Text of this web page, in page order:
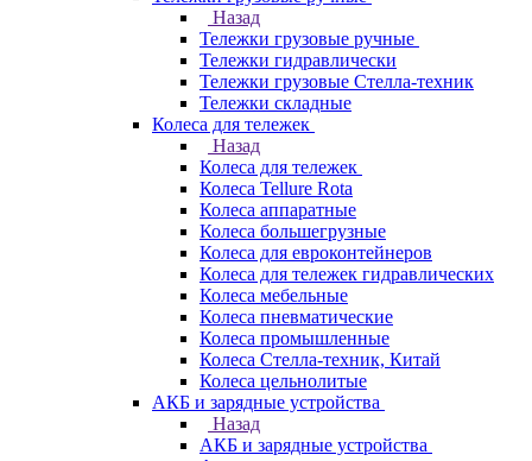
Назад
Тележки грузовые ручные
Тележки гидравлически
Тележки грузовые Стелла-техник
Тележки складные
Колеса для тележек
Назад
Колеса для тележек
Колеса Tellure Rota
Колеса аппаратные
Колеса большегрузные
Колеса для евроконтейнеров
Колеса для тележек гидравлических
Колеса мебельные
Колеса пневматические
Колеса промышленные
Колеса Стелла-техник, Китай
Колеса цельнолитые
АКБ и зарядные устройства
Назад
АКБ и зарядные устройства